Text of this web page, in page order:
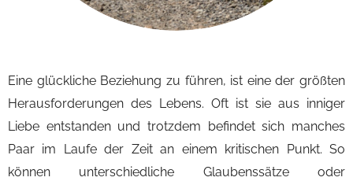
Eine glückliche Beziehung zu führen, ist eine der größten
Herausforderungen des Lebens. Oft ist sie aus inniger
Liebe entstanden und trotzdem befindet sich manches
Paar im Laufe der Zeit an einem kritischen Punkt. So
können unterschiedliche Glaubenssätze oder